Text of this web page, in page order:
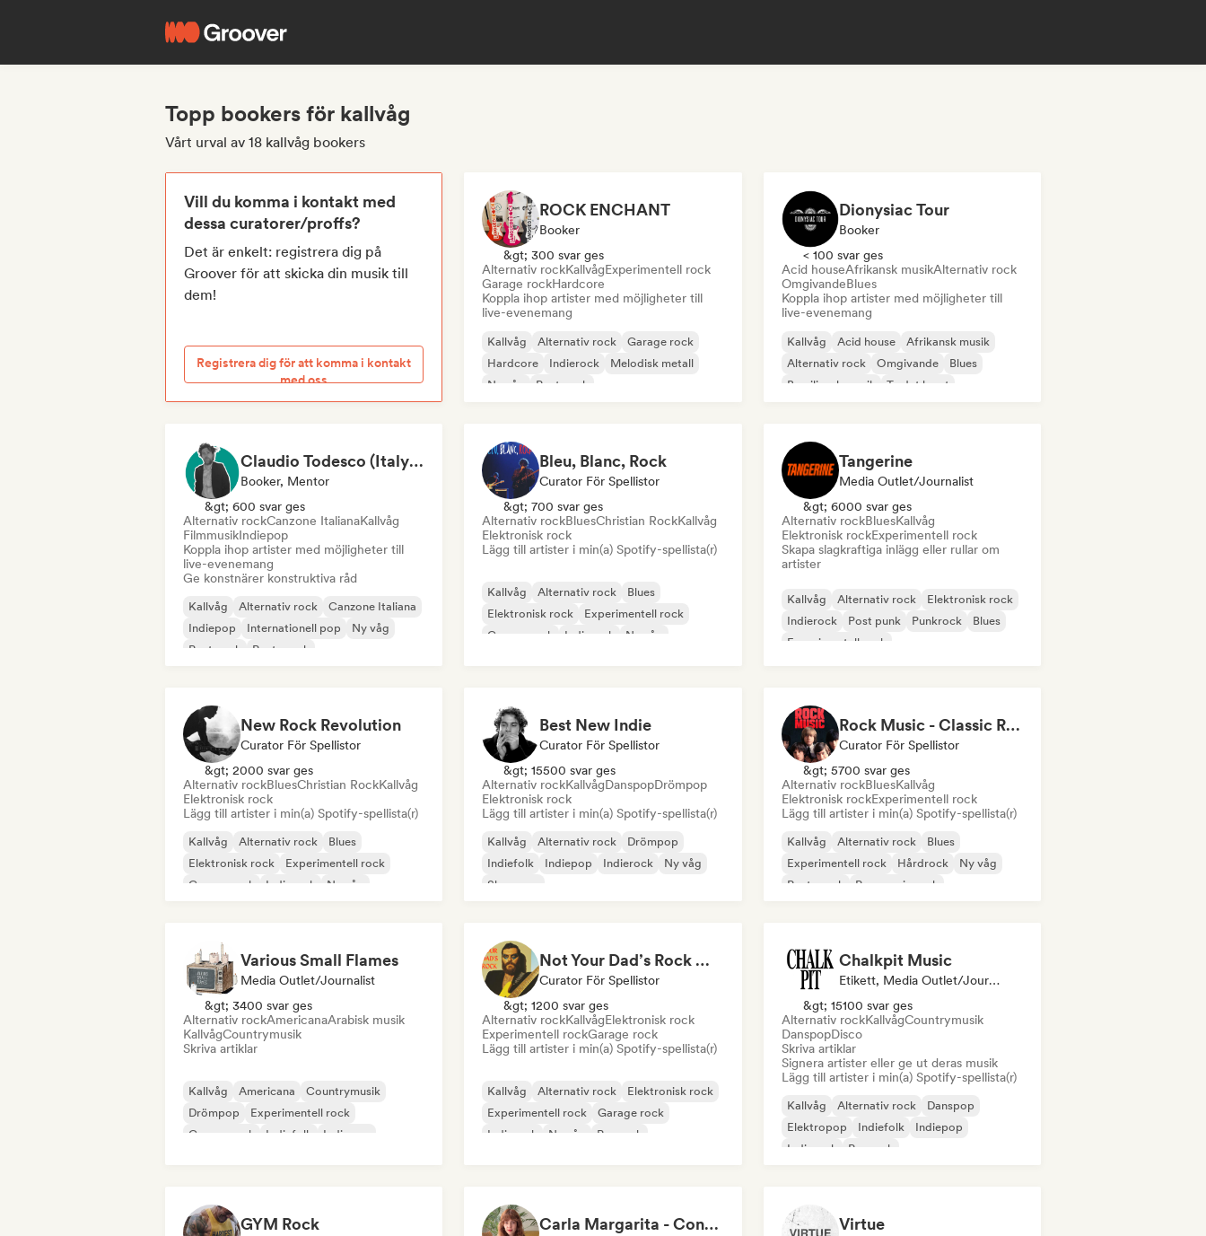
Topp bookers för kallvåg
Vårt urval av 18 kallvåg bookers
Vill du komma i kontakt med
dessa curatorer/proffs?
Det är enkelt: registrera dig på
Groover för att skicka din musik till
dem!
Registrera dig för att komma i kontakt
med oss
ROCK ENCHANT
Booker
&gt; 300 svar ges
Alternativ rockKallvågExperimentell rock
Garage rockHardcore
Koppla ihop artister med möjligheter till
live-evenemang
Kallvåg Alternativ rock
Garage rock
Hardcore
Indierock
Melodisk metall
Ny våg
Post punk
Dionysiac Tour
Booker
< 100 svar ges
Acid houseAfrikansk musikAlternativ rock
OmgivandeBlues
Koppla ihop artister med möjligheter till
live-evenemang
Kallvåg Acid house
Afrikansk musik
Alternativ rock
Omgivande
Blues
Brasiliansk musik
Ta det lugnt
Claudio Todesco (Italy & Japan focus)
Booker, Mentor
&gt; 600 svar ges
Alternativ rockCanzone ItalianaKallvåg
FilmmusikIndiepop
Koppla ihop artister med möjligheter till
live-evenemang
Ge konstnärer konstruktiva råd
Kallvåg Alternativ rock
Canzone Italiana
Indiepop
Internationell pop
Ny våg
Post punk
Posta rock
Bleu, Blanc, Rock
Curator För Spellistor
&gt; 700 svar ges
Alternativ rockBluesChristian RockKallvåg
Elektronisk rock
Lägg till artister i min(a) Spotify-spellista(r)
Kallvåg Alternativ rock
Blues
Elektronisk rock
Experimentell rock
Garage rock
Indierock Ny våg
Tangerine
Media Outlet/Journalist
&gt; 6000 svar ges
Alternativ rockBluesKallvåg
Elektronisk rockExperimentell rock
Skapa slagkraftiga inlägg eller rullar om
artister
Kallvåg Alternativ rock
Elektronisk rock
Indierock
Post punk Punkrock
Blues
Experimentell rock
New Rock Revolution
Curator För Spellistor
&gt; 2000 svar ges
Alternativ rockBluesChristian RockKallvåg
Elektronisk rock
Lägg till artister i min(a) Spotify-spellista(r)
Kallvåg Alternativ rock
Blues
Elektronisk rock
Experimentell rock
Garage rock
Indierock Ny våg
Best New Indie
Curator För Spellistor
&gt; 15500 svar ges
Alternativ rockKallvågDanspopDrömpop
Elektronisk rock
Lägg till artister i min(a) Spotify-spellista(r)
Kallvåg Alternativ rock
Drömpop
Indiefolk
Indiepop Indierock
Ny våg
Shoegaze
Rock Music - Classic Rock - Modern Rock
Curator För Spellistor
&gt; 5700 svar ges
Alternativ rockBluesKallvåg
Elektronisk rockExperimentell rock
Lägg till artister i min(a) Spotify-spellista(r)
Kallvåg Alternativ rock
Blues
Experimentell rock
Hårdrock
Ny våg
Posta rock
Progressiv rock
Various Small Flames
Media Outlet/Journalist
&gt; 3400 svar ges
Alternativ rockAmericanaArabisk musik
KallvågCountrymusik
Skriva artiklar
Kallvåg Americana
Countrymusik
Drömpop
Experimentell rock
Garage rock
Indiefolk Indiepop
Not Your Dad’s Rock 🤘 Garage Rock, Alt-Rock & Indie Anthems
Curator För Spellistor
&gt; 1200 svar ges
Alternativ rockKallvågElektronisk rock
Experimentell rockGarage rock
Lägg till artister i min(a) Spotify-spellista(r)
Kallvåg Alternativ rock
Elektronisk rock
Experimentell rock
Garage rock
Indierock
Ny våg Poprock
Chalkpit Music
Etikett, Media Outlet/Journalist, Curator För Spellistor
&gt; 15100 svar ges
Alternativ rockKallvågCountrymusik
DanspopDisco
Skriva artiklar
Signera artister eller ge ut deras musik
Lägg till artister i min(a) Spotify-spellista(r)
Kallvåg Alternativ rock
Danspop
Elektropop
Indiefolk
Indiepop
Indierock
Poprock
GYM Rock Carla Margarita - Content Creator Virtue